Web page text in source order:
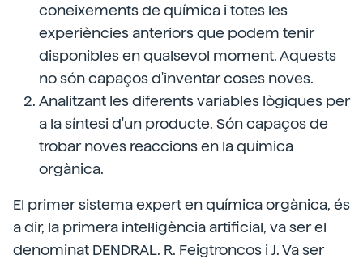
coneixements de química i totes les
experiències anteriors que podem tenir
disponibles en qualsevol moment. Aquests
no són capaços d'inventar coses noves.
Analitzant les diferents variables lògiques per
a la síntesi d'un producte. Són capaços de
trobar noves reaccions en la química
orgànica.
El primer sistema expert en química orgànica, és
a dir, la primera intel·ligència artificial, va ser el
denominat DENDRAL. R. Feigtroncos i J. Va ser